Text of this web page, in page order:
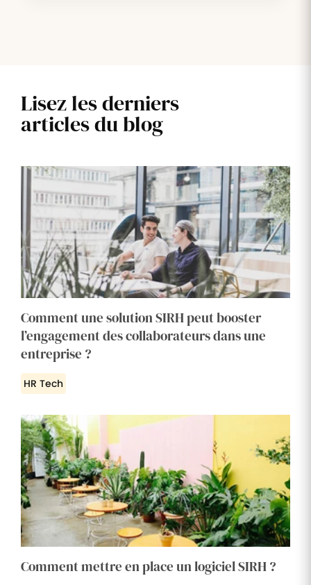
Lisez les derniers
articles du blog
Comment une solution SIRH peut booster
l’engagement des collaborateurs dans une
entreprise ?
HR Tech
Comment mettre en place un logiciel SIRH ?